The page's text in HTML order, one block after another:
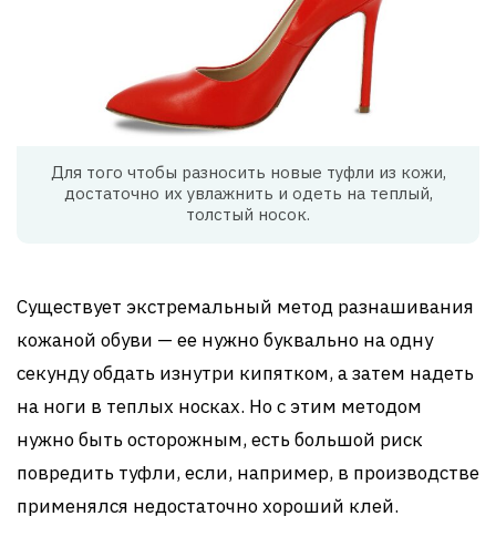
Для того чтобы разносить новые туфли из кожи,
достаточно их увлажнить и одеть на теплый,
толстый носок.
Существует экстремальный метод разнашивания
кожаной обуви — ее нужно буквально на одну
секунду обдать изнутри кипятком, а затем надеть
на ноги в теплых носках. Но с этим методом
нужно быть осторожным, есть большой риск
повредить туфли, если, например, в производстве
применялся недостаточно хороший клей.